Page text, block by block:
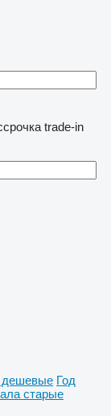
trade-in
дешевые Год
старые